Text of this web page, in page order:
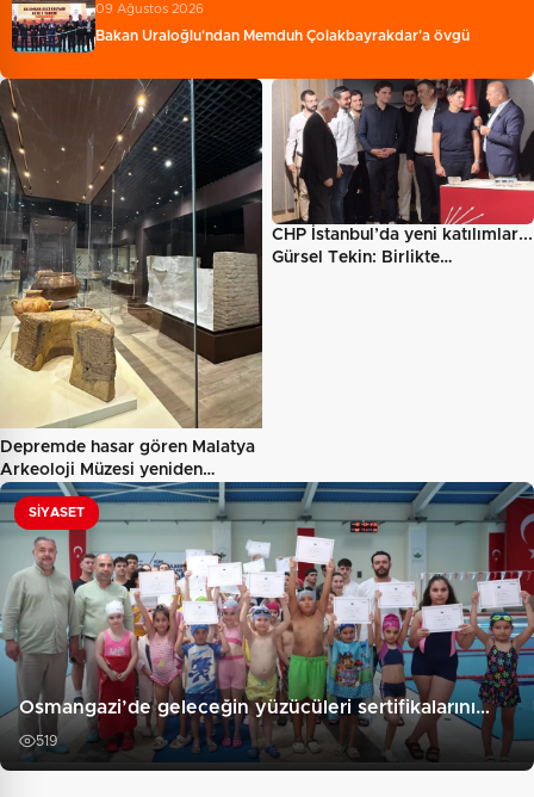
09 Ağustos 2026
Bakan Uraloğlu'ndan Memduh Çolakbayrakdar'a övgü
Depremde hasar gören Malatya
Arkeoloji Müzesi yeniden…
CHP İstanbul’da yeni katılımlar...
Gürsel Tekin: Birlikte…
SIYASET
Osmangazi’de geleceğin yüzücüleri sertifikalarını…
519